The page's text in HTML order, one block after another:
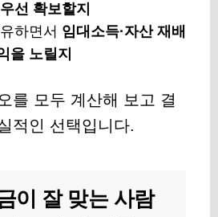
선 확보할지
하면서 임대소득·자산 재배
을 노릴지
를 모두 계산해 보고 결
적인 선택입니다.
이 잘 맞는 사람